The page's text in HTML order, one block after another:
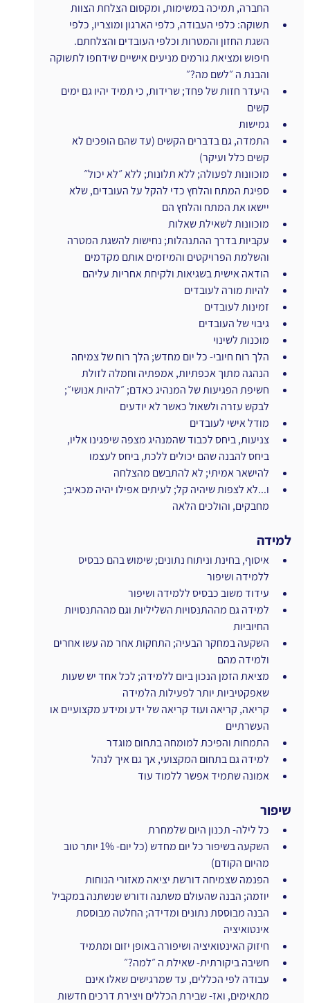
החברה, תמיכה במשימות, ומקסום הצלחת הצוות
תשוקה: כלפי העבודה, כלפי הארגון ומוצריו, כלפי
השגת החזון והמטרות וכלפי העובדים והצלחתם.
חיפוש ומציאת גורמים מניעים אישיים שידחפו לתשוקה
והבנת ה ״לשם מה?״
היעדר חזות של פחד; שרידות, כי תמיד יהיו גם ימים
קשים
גמישות
התמדה, גם בדברים הקשים (עד שהם הופכים לא
קשים כלל ועיקר)
מוכוונות לפעולה; ללא תלונות; ללא ״לא יכול״
ספיגת המתח והלחץ כדי להקל על העובדים, שלא
יישאו את המתח והלחץ הם
מוכוונות לשאילת שאלות
עקביות בדרך ההתנהלות; נחישות להשגת המטרה
והשלמת הפרויקטים והמיזמים אותם מקדמים
הודאה אישית בשגיאות ולקיחת אחריות עליהם
להיות מורה לעובדים
זמינות לעובדים
גיבוי של העובדים
מוכנות לשינוי
הלך רוח חיובי- כל יום מחדש; הלך רוח של צמיחה
הנהגה מתוך אכפתיות, אמפתיה וחמלה לזולת
חשיפת הפגיעות של המנהיג כאדם; ״להיות אנושי״;
לבקש עזרה ולשאול כאשר לא יודעים
מודל אישי לעובדים
צניעות, ביחס לכבוד שהמנהיג מצפה שיפגינו אליו,
ביחס להבנה שהם יכולים ללכת, ביחס לעצמו
להישאר אמיתי; לא להתבשם מהצלחה
ו...לא לצפות שיהיה קל; לעיתים אפילו יהיה מכאיב;
מחבקים, והולכים הלאה
למידה
איסוף, בחינת וניתוח נתונים; שימוש בהם כבסיס
ללמידה ושיפור
עידוד משוב כבסיס ללמידה ושיפור
למידה גם מההתנסויות השליליות וגם מההתנסויות
החיוביות
השקעה במחקר הבעיה; התחקות אחר מה עשו אחרים
ולמידה מהם
מציאת הזמן הנכון ביום ללמידה; לכל אחד יש שעות
שאפקטיביות יותר לפעילות הלמידה
קריאה, קריאה ועוד קריאה של ידע ומידע מקצועיים או
העשרתיים
התמחות והפיכת למומחה בתחום מוגדר
למידה גם בתחום המקצועי, אך גם איך לנהל
אמונה שתמיד אפשר ללמוד עוד
שיפור
כל לילה- תכנון היום שלמחרת
השקעה בשיפור כל יום מחדש (כל יום- 1% יותר טוב
מהיום הקודם)
הפנמה שצמיחה דורשת יציאה מאזורי הנוחות
יוזמה; הבנה שהעולם משתנה ודורש שנשתנה במקביל
הבנה מבוססת נתונים ומדידה; החלטה מבוססת
אינטואיציה
חיזוק האינטואיציה ושיפורה באופן יזום ומתמיד
חשיבה ביקורתית- שאילת ה ״למה?״
עבודה לפי הכללים, עד שמרגישים שאלו אינם
מתאימים, ואז- שבירת הכללים ויצירת דרכים חדשות